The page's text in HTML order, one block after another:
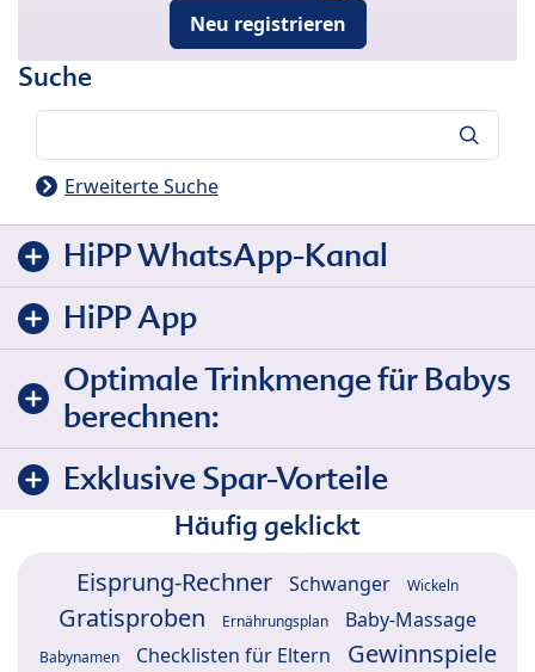
Neu registrieren
Suche
Erweiterte Suche
HiPP WhatsApp-Kanal
HiPP App
Optimale Trinkmenge für Babys
berechnen:
Exklusive Spar-Vorteile
Häufig geklickt
Eisprung-Rechner Schwanger Wickeln
Gratisproben Ernährungsplan Baby-Massage
Babynamen Checklisten für Eltern
Gewinnspiele